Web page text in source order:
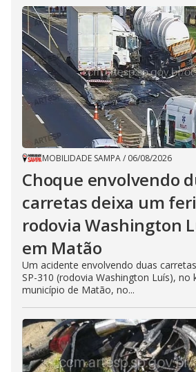
MOBILIDADE SAMPA/ 06/08/2026
Choque envolvendo
carretas deixa um
rodovia Washington
em Matão
Um acidente envolvendo duas
SP-310 (rodovia Washington Luís), no
município de Matão, no...